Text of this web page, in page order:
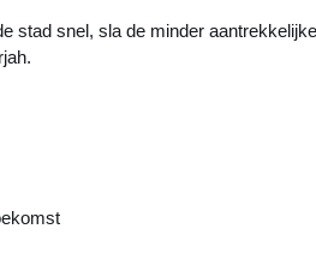
stad snel, sla de minder